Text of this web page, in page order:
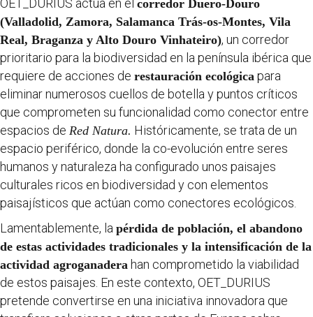
OET_DURIUS actúa en el corredor Duero-Douro
(Valladolid, Zamora, Salamanca Trás-os-Montes, Vila
Real, Braganza y Alto Douro Vinhateiro), un corredor
prioritario para la biodiversidad en la península ibérica que
requiere de acciones de restauración ecológica para
eliminar numerosos cuellos de botella y puntos críticos
que comprometen su funcionalidad como conector entre
espacios de Red Natura. Históricamente, se trata de un
espacio periférico, donde la co-evolución entre seres
humanos y naturaleza ha configurado unos paisajes
culturales ricos en biodiversidad y con elementos
paisajísticos que actúan como conectores ecológicos.
Lamentablemente, la pérdida de población, el abandono
de estas actividades tradicionales y la intensificación de la
actividad agroganadera han comprometido la viabilidad
de estos paisajes. En este contexto, OET_DURIUS
pretende convertirse en una iniciativa innovadora que